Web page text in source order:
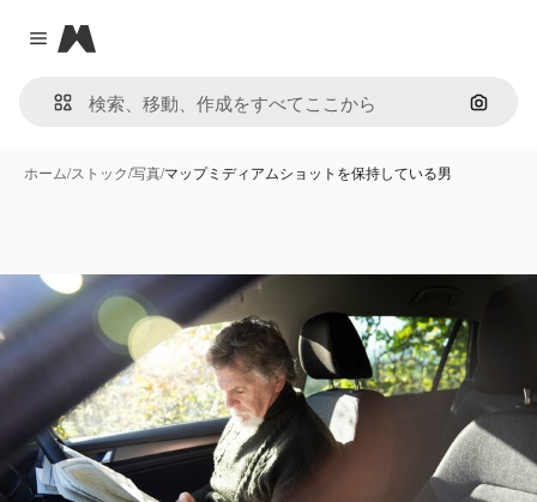
Close menu
Magnific
画像で
ホーム/ストック/写真/マップミディアムショットを保持している男